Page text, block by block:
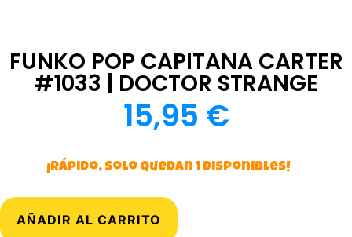
FUNKO POP CAPITANA CARTER
#1033 | DOCTOR STRANGE
15,95 €
¡Rápido, solo quedan 1 disponibles!
AÑADIR AL CARRITO